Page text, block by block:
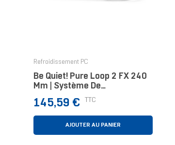
Refroidissement PC
Be Quiet! Pure Loop 2 FX 240
Mm | Système De
Refroidissement Liquide Tout-
En-Un, 240 Mm, Noir, Socket
Intel Et AMD, ARGB
Prix
145,59 € TTC
AJOUTER AU PANIER